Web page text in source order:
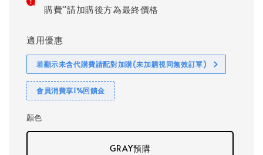
購費"請加購後方為最終價格
適用優惠
若顯示未含代購費請配對加購(未加購視同無效訂單)
會員消費享1%回饋金
顏色
GRAY預購